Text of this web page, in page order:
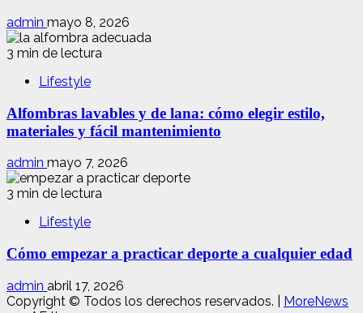
admin mayo 8, 2026
3 min de lectura
Lifestyle
Alfombras lavables y de lana: cómo elegir estilo,
materiales y fácil mantenimiento
admin mayo 7, 2026
3 min de lectura
Lifestyle
Cómo empezar a practicar deporte a cualquier edad
admin abril 17, 2026
Copyright © Todos los derechos reservados.
MoreNews